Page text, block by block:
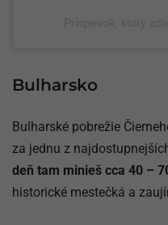
Bulharsko
Bulharské pobrežie
za jednu z
deň tam minieš cca 40 –
historické mestečká a